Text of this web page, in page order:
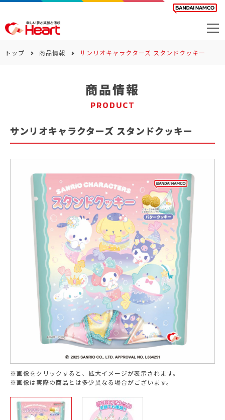
サステナビリティ
トップ 商品情報 サンリオキャラクターズ スタンドクッキー
商品情報
PRODUCT
サンリオキャラクターズ スタンドクッキー
※画像をクリックすると、拡大イメージが表示されます。
※画像は実際の商品とは多少異なる場合がございます。